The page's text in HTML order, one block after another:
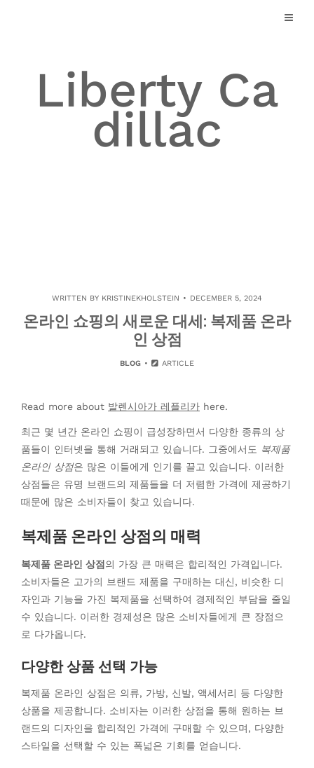
Liberty Ca
dillac
WRITTEN BY KRISTINEKHOLSTEIN DECEMBER 5, 2024
온라인 쇼핑의 새로운 대세: 복제품 온라
인 상점
BLOG ARTICLE
Read more about 발렌시아가 레플리카 here.
최근 몇 년간 온라인 쇼핑이 급성장하면서 다양한 종류의 상
품들이 인터넷을 통해 거래되고 있습니다. 그중에서도 복제품
온라인 상점은 많은 이들에게 인기를 끌고 있습니다. 이러한
상점들은 유명 브랜드의 제품들을 더 저렴한 가격에 제공하기
때문에 많은 소비자들이 찾고 있습니다.
복제품 온라인 상점의 매력
복제품 온라인 상점 의 가장 큰 매력은 합리적인 가격입니다.
소비자들은 고가의 브랜드 제품을 구매하는 대신, 비슷한 디
자인과 기능을 가진 복제품을 선택하여 경제적인 부담을 줄일
수 있습니다. 이러한 경제성은 많은 소비자들에게 큰 장점으
로 다가옵니다.
다양한 상품 선택 가능
복제품 온라인 상점은 의류, 가방, 신발, 액세서리 등 다양한
상품을 제공합니다. 소비자는 이러한 상점을 통해 원하는 브
랜드의 디자인을 합리적인 가격에 구매할 수 있으며, 다양한
스타일을 선택할 수 있는 폭넓은 기회를 얻습니다.